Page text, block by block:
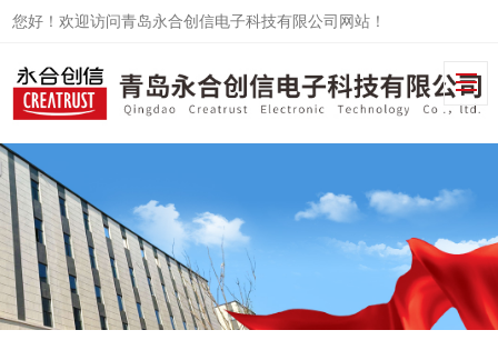
您好！欢迎访问青岛永合创信电子科技有限公司网站！